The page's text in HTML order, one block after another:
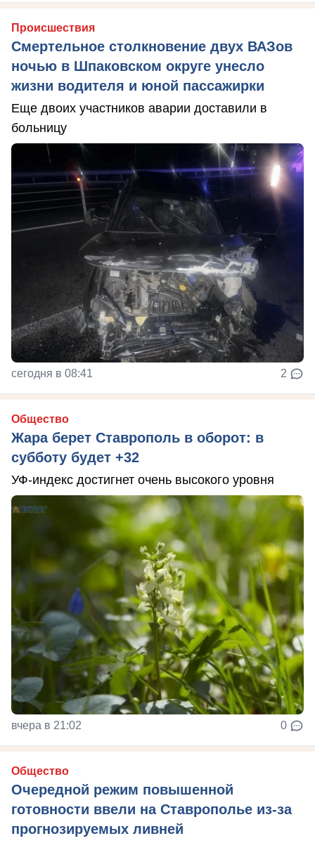
Происшествия
Смертельное столкновение двух ВАЗов
ночью в Шпаковском округе унесло
жизни водителя и юной пассажирки
Еще двоих участников аварии доставили в
больницу
сегодня в 08:41 2
Общество
Жара берет Ставрополь в оборот: в
субботу будет +32
УФ-индекс достигнет очень высокого уровня
вчера в 21:02 0
Общество
Очередной режим повышенной
готовности ввели на Ставрополье из-за
прогнозируемых ливней